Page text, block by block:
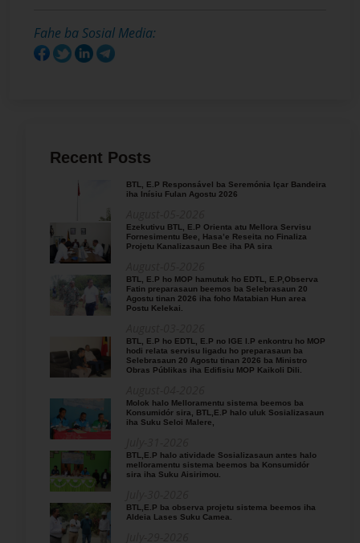
Fahe ba Sosial Media:
Recent Posts
BTL, E.P Responsável ba Seremónia Içar Bandeira
iha Inísiu Fulan Agostu 2026
Ezekutivu BTL, E.P Orienta atu Mellora Servisu
Fornesimentu Bee, Hasa’e Reseita no Finaliza
Projetu Kanalizasaun Bee iha PA sira
BTL, E.P ho MOP hamutuk ho EDTL, E.P,Observa
Fatin preparasaun beemos ba Selebrasaun 20
Agostu tinan 2026 iha foho Matabian Hun area
Postu Kelekai.
BTL, E.P ho EDTL, E.P no IGE I.P enkontru ho MOP
hodi relata servisu ligadu ho preparasaun ba
Selebrasaun 20 Agostu tinan 2026 ba Ministro
Obras Públikas iha Edifisiu MOP Kaikoli Dili.
Molok halo Melloramentu sistema beemos ba
Konsumidór sira, BTL,E.P halo uluk Sosializasaun
iha Suku Seloi Malere,
BTL,E.P halo atividade Sosializasaun antes halo
melloramentu sistema beemos ba Konsumidór
sira iha Suku Aisirimou.
BTL,E.P ba observa projetu sistema beemos iha
Aldeia Lases Suku Camea.